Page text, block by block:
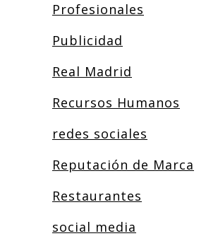
Profesionales
Publicidad
Real Madrid
Recursos Humanos
redes sociales
Reputación de Marca
Restaurantes
social media